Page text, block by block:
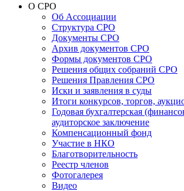
О СРО
Об Ассоциации
Структура СРО
Документы СРО
Архив документов СРО
Формы документов СРО
Решения общих собраний СРО
Решения Правления СРО
Иски и заявления в суды
Итоги конкурсов, торгов,
Годовая бухгалтерская
аудиторское заключение
Компенсационный фонд
Участие в НКО
Благотворительность
Реестр членов
Фотогалерея
Видео